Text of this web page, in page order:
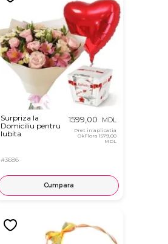
Surpriza la
Domiciliu pentru
Iubita
#3686
1599,00 MDL
Pret in aplicatia
OkFlora1579,00
MDL
Cumpara